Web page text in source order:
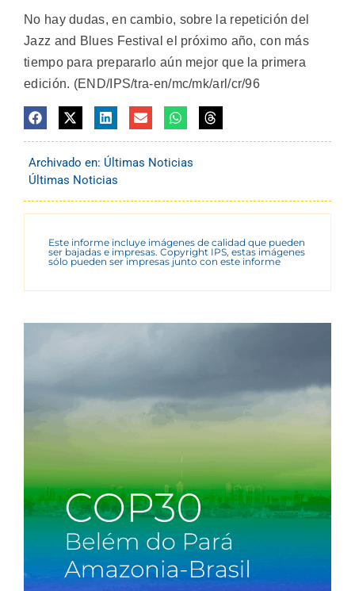
No hay dudas, en cambio, sobre la repetición del
Jazz and Blues Festival el próximo año, con más
tiempo para prepararlo aún mejor que la primera
edición. (END/IPS/tra-en/mc/mk/arl/cr/96
Archivado en: Últimas Noticias
Últimas Noticias
Este informe incluye imágenes de calidad que pueden
ser bajadas e impresas. Copyright IPS, estas imágenes
sólo pueden ser impresas junto con este informe